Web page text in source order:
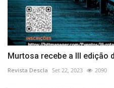
Murtosa recebe a III edição
Revista Descla Set 22, 2023 2090